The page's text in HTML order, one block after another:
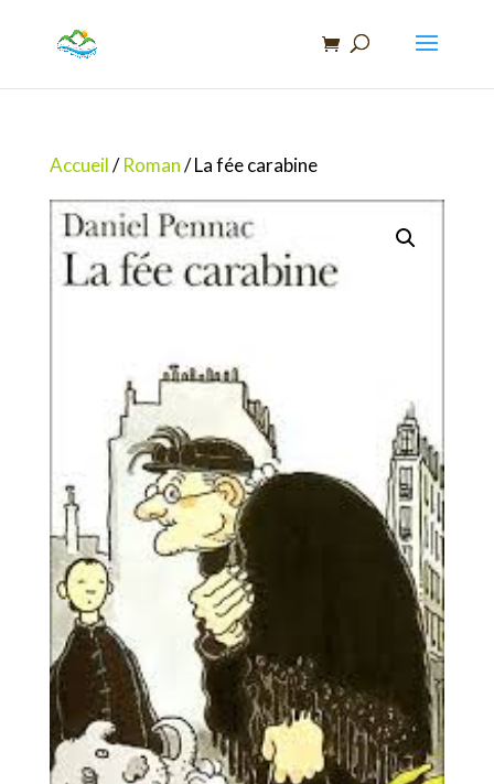
Accueil/Roman/ La fée carabine